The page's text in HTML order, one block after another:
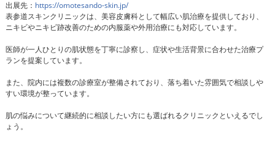
出展先： https://omotesando-skin.jp/
表参道スキンクリニックは、美容皮膚科として幅広い肌治療を提供しており、
ニキビやニキビ跡改善のための内服薬や外用治療にも対応しています。
医師が一人ひとりの肌状態を丁寧に診察し、症状や生活背景に合わせた治療プ
ランを提案しています。
また、院内には複数の診療室が整備されており、落ち着いた雰囲気で相談しや
すい環境が整っています。
肌の悩みについて継続的に相談したい方にも選ばれるクリニックといえるでし
ょう。